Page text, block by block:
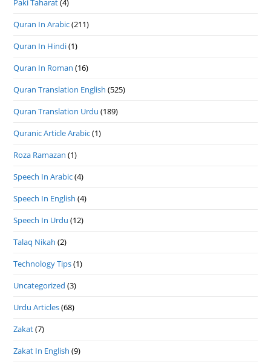
Paki Taharat(4)
Quran In Arabic(211)
Quran In Hindi(1)
Quran In Roman (16)
Quran Translation English (525)
Quran Translation Urdu (189)
Quranic Article Arabic(1)
Roza Ramazan (1)
Speech In Arabic(4)
Speech In English (4)
Speech In Urdu (12)
Talaq Nikah (2)
Technology Tips(1)
Uncategorized (3)
Urdu Articles(68)
Zakat(7)
Zakat In English (9)